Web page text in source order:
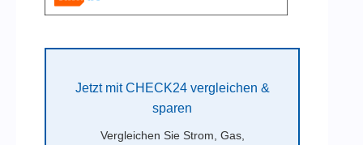
Jetzt mit CHECK24 vergleichen &
sparen
Vergleichen Sie Strom, Gas,